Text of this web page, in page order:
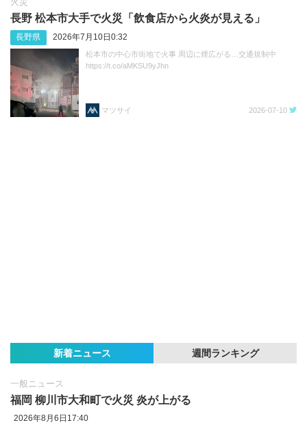
長野 松本市大手で火災「飲食店から火炎が見える」
長野県 2026年7月10日0:32
松本市の中心市街地で火事 周辺に煙広がる…交通規制中
https://t.co/aMKSU9yJhn
マツサイ 2026-07-10
新着ニュース 週間ランキング
一般ニュース
福岡 柳川市大和町で火災 炎が上がる
2026年8月6日17:40